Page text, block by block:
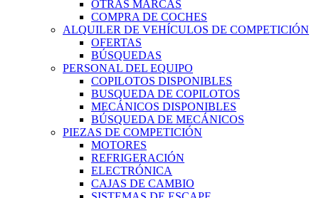
OTRAS MARCAS
COMPRA DE COCHES
ALQUILER DE VEHÍCULOS DE COMPETICIÓN
OFERTAS
BÚSQUEDAS
PERSONAL DEL EQUIPO
COPILOTOS DISPONIBLES
BUSQUEDA DE COPILOTOS
MECÁNICOS DISPONIBLES
BÚSQUEDA DE MECÁNICOS
PIEZAS DE COMPETICIÓN
MOTORES
REFRIGERACIÓN
ELECTRÓNICA
CAJAS DE CAMBIO